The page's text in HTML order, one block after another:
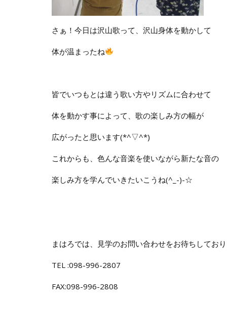
さぁ！今日は沢山歌って、沢山身体を動かして
体が温まったね
皆でいつもとは違う歌い方やリズムに合わせて
体を動かす事によって、歌の楽しみ方の幅が
広がったと思います(*^▽^*)
これからも、色んな音楽を使いながら新たな音の
楽しみ方を学んでいきたいこうね(^_-)-☆
まはろでは、見学のお問い合わせをお待ちしてお
TEL :098-996-2807
FAX:098-996-2808